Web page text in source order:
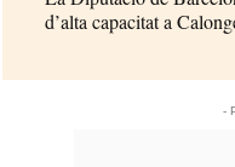
d’alta capacitat a
-